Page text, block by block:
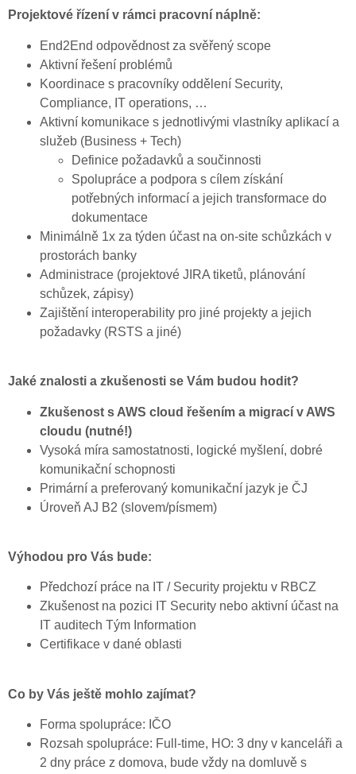
Projektové řízení v rámci pracovní náplně:
End2End odpovědnost za svěřený scope
Aktivní řešení problémů
Koordinace s pracovníky oddělení Security,
Compliance, IT operations, …
Aktivní komunikace s jednotlivými vlastníky aplikací a
služeb (Business + Tech)
Definice požadavků a součinnosti
Spolupráce a podpora s cílem získání
potřebných informací a jejich transformace do
dokumentace
Minimálně 1x za týden účast na on-site schůzkách v
prostorách banky
Administrace (projektové JIRA tiketů, plánování
schůzek, zápisy)
Zajištění interoperability pro jiné projekty a jejich
požadavky (RSTS a jiné)
Jaké znalosti a zkušenosti se Vám budou hodit?
Zkušenost s AWS cloud řešením a migrací v AWS
cloudu (nutné!)
Vysoká míra samostatnosti, logické myšlení, dobré
komunikační schopnosti
Primární a preferovaný komunikační jazyk je ČJ
Úroveň AJ B2 (slovem/písmem)
Výhodou pro Vás bude:
Předchozí práce na IT / Security projektu v RBCZ
Zkušenost na pozici IT Security nebo aktivní účast na
IT auditech Tým Information
Certifikace v dané oblasti
Co by Vás ještě mohlo zajímat?
Forma spolupráce: IČO
Rozsah spolupráce: Full-time, HO: 3 dny v kanceláři a
2 dny práce z domova, bude vždy na domluvě s